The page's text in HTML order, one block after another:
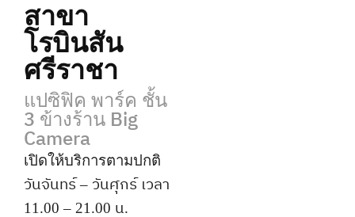
สาขา
โรบินสัน
ศรีราชา
แปซิฟิค พาร์ค ชั้น
3 ข้างร้าน Big
Camera
เปิดให้บริการตามปกติ
วันจันทร์ – วันศุกร์ เวลา
11.00 – 21.00 น.